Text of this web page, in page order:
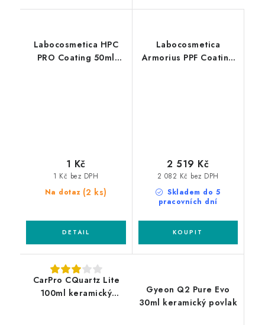
Labocosmetica HPC
PRO Coating 50ml
Na dotaz (2 ks)
1 Kč bez DPH
1 Kč
Labocosmetica
Armorius PPF Coating
Skladem do 5
pracovních dní
2 082 Kč bez DPH
2 519 Kč
CarPro CQuartz Lite
100ml keramický
Gyeon Q2 Pure Evo
30ml keramický povlak